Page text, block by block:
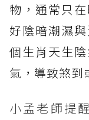
物，通常只
好陰暗潮濕
個生肖天生
氣，導致煞到
小孟老師提